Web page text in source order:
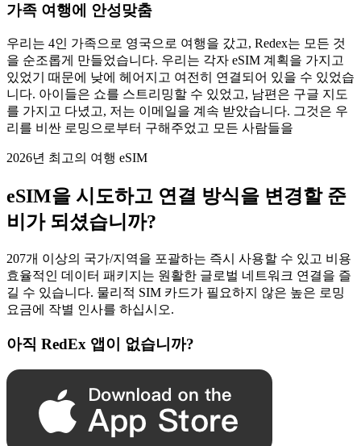
가족 여행에 안성맞춤
우리는 4인 가족으로 영국으로 여행을 갔고, Redex는 모든 것
을 순조롭게 만들었습니다. 우리는 각자 eSIM 계획을 가지고
있었기 때문에 낮에 헤어지고 여전히 연결되어 있을 수 있었습
니다. 아이들은 쇼를 스트리밍할 수 있었고, 남편은 구글 지도
를 가지고 다녔고, 저는 이메일을 계속 받았습니다. 그것은 우
리를 비싼 로밍으로부터 구해주었고 모든 사람들을
2026년 최고의 여행 eSIM
eSIM을 시도하고 연결 방식을 변경할 준
비가 되셨습니까?
207개 이상의 국가/지역을 포괄하는 즉시 사용할 수 있고 비용
효율적인 데이터 패키지는 원활한 글로벌 네트워크 연결을 즐
길 수 있습니다. 물리적 SIM 카드가 필요하지 않은 높은 로밍
요금에 작별 인사를 하십시오.
아직 RedEx 앱이 없습니까?